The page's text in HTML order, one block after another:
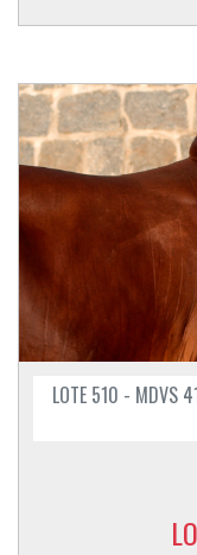
LOTE 510 - MDVS